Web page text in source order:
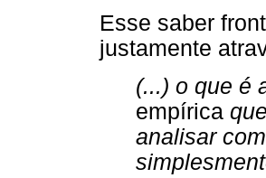
Esse saber
justamente
(...) o que é
empírica
analisar